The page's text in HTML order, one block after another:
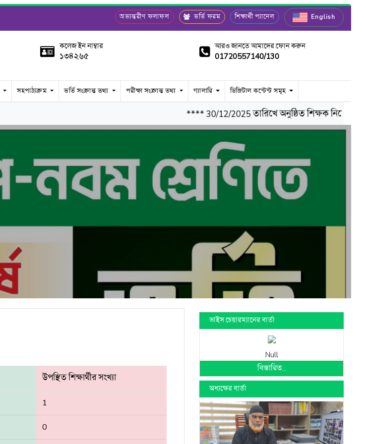
অভ্যন্তরীণ ফলাফল ভর্তি ফরম শিক্ষার্থী প্যানেল English
কলেজ ইন নাম্বার
১৩৪২৬৫
আরও জানতে আমাদের ফোন করুন
01720557140/130
সহপাঠ্যক্রম ভর্তি সংক্রান্ত তথ্য পরীক্ষা সংক্রান্ত তথ্য গ্যালারি ডিজিটাল কন্টেন্ট সমূহ
**** 30/12/2025 তারিখে অনুষ্ঠিত শিক্ষক নিয়োগ
উপস্থিত শিক্ষার্থীর সংখ্যা
1
0
ভাইস চেয়ারম্যানের বার্তা
Null
বিস্তারিত...
অধ্যক্ষের বার্তা